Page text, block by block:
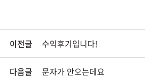
이전글 수익후기입니다!
다음글 문자가 안오는데요